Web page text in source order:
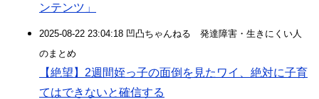
ンテンツ」
2025-08-22 23:04:18 凹凸ちゃんねる 発達障害・生きにくい人
のまとめ
【絶望】2週間姪っ子の面倒を見たワイ、絶対に子育
てはできないと確信する